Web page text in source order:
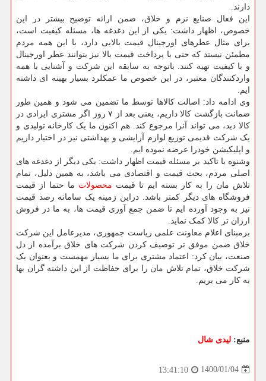
دارند.
این فعال صنایع نرم و خلاق، ضمن ارائه توضیح بیشتر در این
خصوص، اظهار داشت: یکی از این دغدغه ها، مسئله کیفیت است،
برای مثال عطرهای اورجینال قیمت بالایی دارد، با این همه مردم
مطمئن نیستد که حتی با پرداخت قیمت بالا نیز بتوانند عطر اورجینال
و با کیفیت تهیه کنند. باتوجه به سابقه این شرکت و آشنایی با همه
واردکنندگان معتبر، در این خصوص ما عمکلرد بسیار بهینه ای داشته
ایم.
وی ادامه داد: اصالت کالاها توسط ما تضمین می شود و همین طور
ضمانت بازگشت کالا داریم، یعنی بعد از ۷ روز اگر مشتری ایرادی در
کالا دید، می تواند آنرا مرجوع کند. هم اکنون ما یک کارخانه تولیدی و
یک شرکت قدیمی توزیع لوازم آرایشی و بهداشتی نیز در اختیار داریم
و اپلیکیشن خودرا عرضه نموده ایم.
وشنوه با تاکید بر مسئله قیمت اظهار داشت: یکی دیگر از دغدغه های
اصلی مردم، بحث قیمت و اقتصادی می باشد، به همین دلیل، تمام
تلاش مان را به کار بسته ایم تا قیمت محصولات ما حتما از قیمت
فروشگاه های دیگر کمتر باشد. دراین زمینه یک سامانه رصد قیمت
نیز به وجود آورده ایم تا ضمن جمع آوری قیمت ها، به ما در فروش
ارزان تر کالا کمک نماید.
برمبنای اعلام معاونت علمی ریاست جمهوری، مدیرعامل این شرکت
خلاق ضمن موفق تر توصیف کردن شرکت های خلاق برآمده از دل
صنعت، بیان کرد: اعتماد مشتری برای ما بسیار مهمست و بعنوان یک
شرکت خلاق، تمام تلاش مان را برای حفاظت از این داشته گران بها
به کار می بریم.
منبع: لیدی شال
1400/01/04
13:41:10